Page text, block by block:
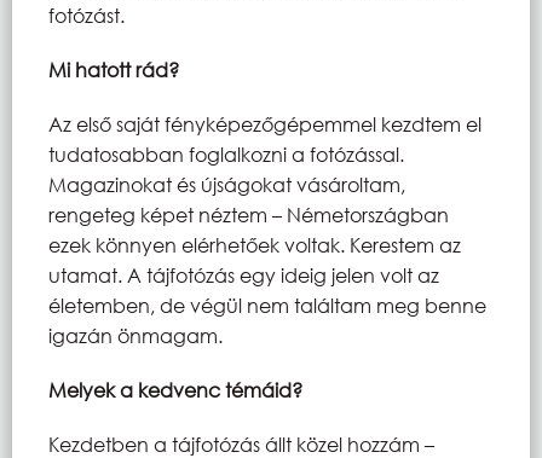
fotózást.
Mi hatott rád?
Az első saját fényképezőgépemmel kezdtem el
tudatosabban foglalkozni a fotózással.
Magazinokat és újságokat vásároltam,
rengeteg képet néztem – Németországban
ezek könnyen elérhetőek voltak. Kerestem az
utamat. A tájfotózás egy ideig jelen volt az
életemben, de végül nem találtam meg benne
igazán önmagam.
Melyek a kedvenc témáid?
Kezdetben a tájfotózás állt közel hozzám –